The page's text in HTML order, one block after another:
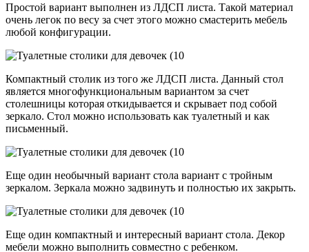
Простой вариант выполнен из ЛДСП листа. Такой материал
очень легок по весу за счет этого можно смастерить мебель
любой конфигурации.
Компактный столик из того же ЛДСП листа. Данный стол
является многофункциональным вариантом за счет
столешницы которая откидывается и скрывает под собой
зеркало. Стол можно использовать как туалетный и как
письменный.
Еще один необычный вариант стола вариант с тройным
зеркалом. Зеркала можно задвинуть и полностью их закрыть.
Еще один компактный и интересный вариант стола. Декор
мебели можно выполнить совместно с ребенком.